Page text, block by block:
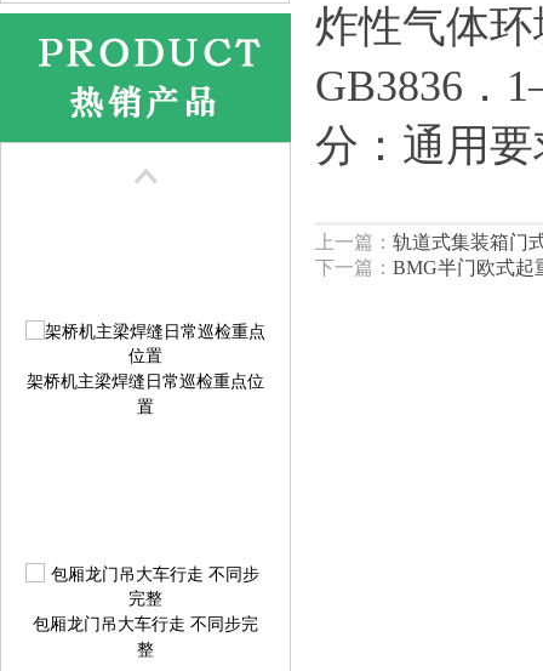
架桥机主梁焊缝日常巡检重点位
置
包厢龙门吊大车行走 不同步完
整
炸性气体
GB3836．
分：通用
上一篇： 轨道式集装箱门
下一篇： BMG半门欧式起